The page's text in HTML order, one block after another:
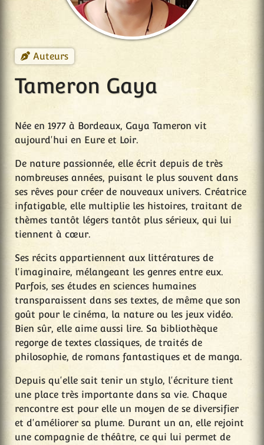
Auteurs
Tameron Gaya
Née en 1977 à Bordeaux, Gaya Tameron vit
aujourd'hui en Eure et Loir.
De nature passionnée, elle écrit depuis de très
nombreuses années, puisant le plus souvent dans
ses rêves pour créer de nouveaux univers. Créatrice
infatigable, elle multiplie les histoires, traitant de
thèmes tantôt légers tantôt plus sérieux, qui lui
tiennent à cœur.
Ses récits appartiennent aux littératures de
l'imaginaire, mélangeant les genres entre eux.
Parfois, ses études en sciences humaines
transparaissent dans ses textes, de même que son
goût pour le cinéma, la nature ou les jeux vidéo.
Bien sûr, elle aime aussi lire. Sa bibliothèque
regorge de textes classiques, de traités de
philosophie, de romans fantastiques et de manga.
Depuis qu'elle sait tenir un stylo, l'écriture tient
une place très importante dans sa vie. Chaque
rencontre est pour elle un moyen de se diversifier
et d'améliorer sa plume. Durant un an, elle rejoint
une compagnie de théâtre, ce qui lui permet de